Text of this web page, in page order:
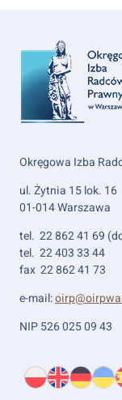
Okręgowa Izba
ul. Żytnia 15 lok. 16
01-014 Warszawa
tel. 22 862 41 69
tel. 22 403 33 44
fax 22 862 41 73
e-mail:
NIP 526 025 09 43
Wybierz
język:
PL
O
EN
About
DE
About
UK